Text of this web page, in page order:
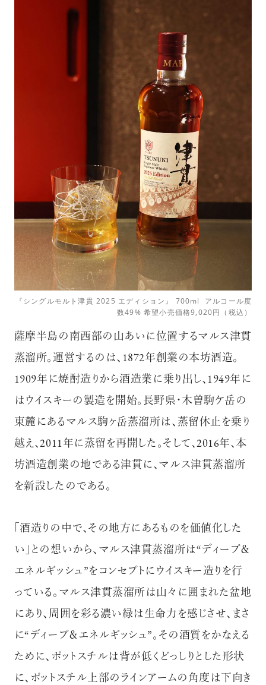
『シングルモルト津貫 2025 エディション』 700ml アルコール度
数49% 希望小売価格9,020円（税込）
薩摩半島の南西部の山あいに位置するマルス津貫
蒸溜所。運営するのは、1872年創業の本坊酒造。
1909年に焼酎造りから酒造業に乗り出し、1949年に
はウイスキーの製造を開始。長野県・木曽駒ケ岳の
東麓にあるマルス駒ヶ岳蒸溜所は、蒸留休止を乗り
越え、2011年に蒸留を再開した。そして、2016年、本
坊酒造創業の地である津貫に、マルス津貫蒸溜所
を新設したのである。
「酒造りの中で、その地方にあるものを価値化した
い」との想いから、マルス津貫蒸溜所は“ディープ＆
エネルギッシュ”をコンセプトにウイスキー造りを行
っている。マルス津貫蒸溜所は山々に囲まれた盆地
にあり、周囲を彩る濃い緑は生命力を感じさせ、まさ
に“ディープ＆エネルギッシュ”。その酒質をかなえる
ために、ポットスチルは背が低くどっしりとした形状
に、ポットスチル上部のラインアームの角度は下向き